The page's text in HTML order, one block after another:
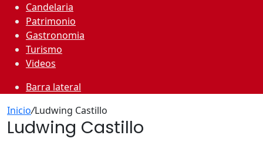
Candelaria
Patrimonio
Gastronomia
Turismo
Videos
Barra lateral
Inicio/Ludwing Castillo
Ludwing Castillo